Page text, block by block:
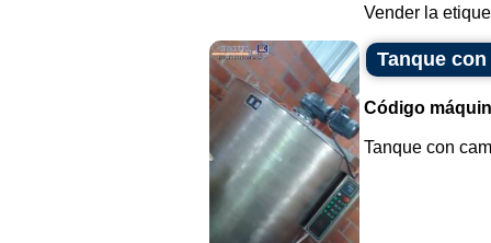
Vender la
Tanque
Código
Tanque con